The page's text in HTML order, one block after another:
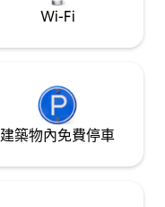
Wi-Fi
建築物內免費停車